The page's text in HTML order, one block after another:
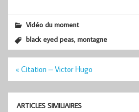
Vidéo du moment
black eyed peas,montagne
Navigation
« Citation – Victor Hugo
ARTICLES SIMILIAIRES